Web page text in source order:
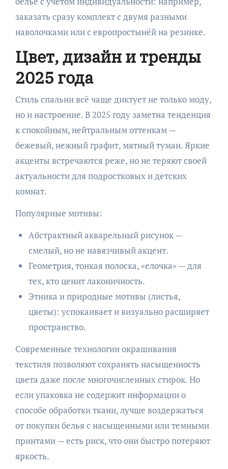
заказать сразу комплект с двумя разными
наволочками или с европростынёй на резинке.
Цвет, дизайн и тренды
2025 года
Стиль спальни всё чаще диктует не только моду,
но и настроение. В 2025 году заметна тенденция
к спокойным, нейтральным оттенкам —
бежевый, нежный графит, мятный туман. Яркие
акценты встречаются реже, но не теряют своей
актуальности для подростковых и детских
комнат.
Популярные мотивы:
Абстрактный акварельный рисунок —
смелый, но не навязчивый акцент.
Геометрия, тонкая полоска, «елочка» — для
тех, кто ценит лаконичность.
Этника и природные мотивы (листья,
цветы): успокаивает и визуально расширяет
пространство.
Современные технологии окрашивания
текстиля позволяют сохранять насыщенность
цвета даже после многочисленных стирок. Но
если упаковка не содержит информации о
способе обработки ткани, лучше воздержаться
от покупки белья с насыщенными или темными
принтами — есть риск, что они быстро потеряют
яркость.